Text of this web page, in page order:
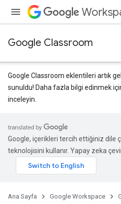
Google Classroom
Google Classroom eklentileri artık
sunuldu! Daha fazla bilgi edinmek
inceleyin.
Google, içerikleri tercih ettiğiniz dile
teknolojisini kullanır. Yapay zeka
Ana Sayfa Google Workspace